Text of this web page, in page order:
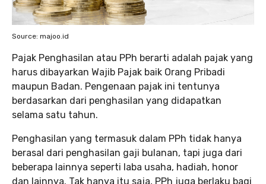
Source: majoo.id
Pajak Penghasilan atau PPh berarti adalah pajak yang
harus dibayarkan Wajib Pajak baik Orang Pribadi
maupun Badan. Pengenaan pajak ini tentunya
berdasarkan dari penghasilan yang didapatkan
selama satu tahun.
Penghasilan yang termasuk dalam PPh tidak hanya
berasal dari penghasilan gaji bulanan, tapi juga dari
beberapa lainnya seperti laba usaha, hadiah, honor
dan lainnya. Tak hanya itu saja, PPh juga berlaku bagi